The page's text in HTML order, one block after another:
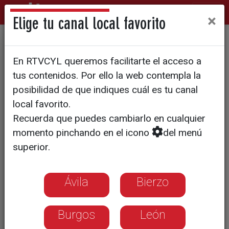
El partido ante el Sestao, una
auténtica final
Elige tu canal local favorito ×
En RTVCYL queremos facilitarte el acceso a
tus contenidos. Por ello la web contempla la
posibilidad de que indiques cuál es tu canal
local favorito.
Recuerda que puedes cambiarlo en cualquier
momento pinchando en el icono
del menú
superior.
Ávila Bierzo
Burgos León